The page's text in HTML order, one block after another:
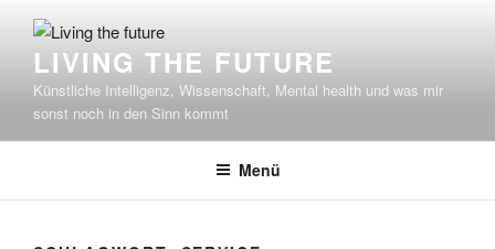
Inhalt
springenLIVING THE FUTURE
Künstliche Intelligenz, Wissenschaft, Mental health und was mir
sonst noch in den Sinn kommt
Menü